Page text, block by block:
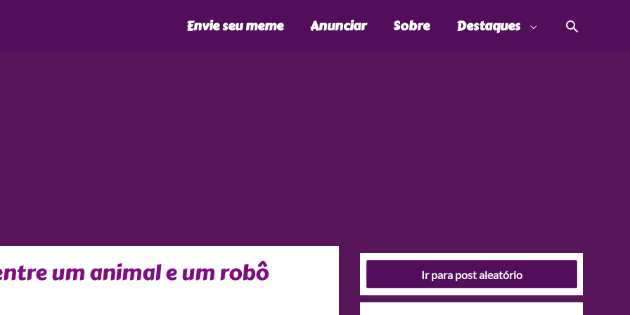
Envie seu meme Anunciar Sobre Destaques
um animal e um robô Ir para post aleatório